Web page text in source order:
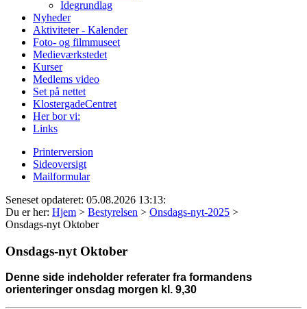
Idegrundlag
Nyheder
Aktiviteter - Kalender
Foto- og filmmuseet
Medieværkstedet
Kurser
Medlems video
Set på nettet
KlostergadeCentret
Her bor vi:
Links
Printerversion
Sideoversigt
Mailformular
Seneset opdateret: 05.08.2026 13:13:
Du er her: Hjem > Bestyrelsen > Onsdags-nyt-2025 >
Onsdags-nyt Oktober
Onsdags-nyt Oktober
Denne side indeholder referater fra formandens
orienteringer onsdag morgen kl. 9,30